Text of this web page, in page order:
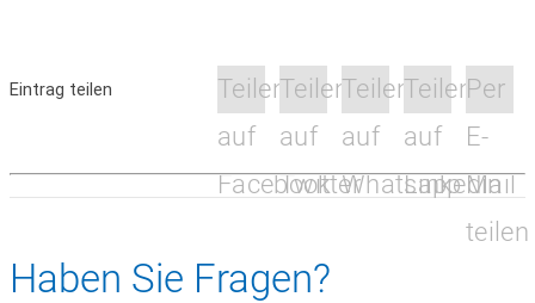
Eintrag teilen
Teilen
auf
Facebook
Teilen
auf
Twitter
Teilen
auf
Whatsapp
Teilen
auf
Linkedin
Per
E-
Mail
teilen
Haben Sie Fragen?